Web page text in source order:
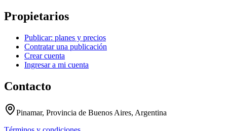
Propietarios
Publicar: planes y precios
Contratar una publicación
Crear cuenta
Ingresar a mi cuenta
Contacto
Pinamar, Provincia de Buenos Aires, Argentina